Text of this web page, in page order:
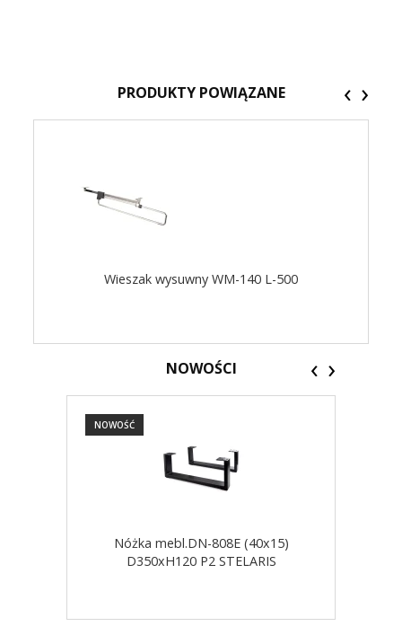
PRODUKTY POWIĄZANE
Wieszak wysuwny WM-140 L-500
‹ ›
NOWOŚCI
Nóżka mebl.DN-808E (40x15)
D350xH120 P2 STELARIS
NOWOŚĆ
‹ ›